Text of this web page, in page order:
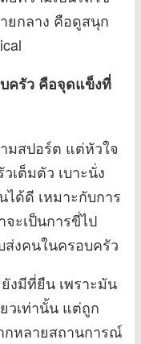
ยกลาง คือดูสนุก
ครัว คือจุดแข็งที่
สปอร์ต แต่หัวใจ
เต็มตัว เบาะนั่ง
ด้ดี เหมาะกับการ
ะเป็นการขี่ไป
ส่งคนในครอบครัว
งมีที่ยืน เพราะมัน
วเท่านั้น แต่ถูก
กหลายสถานการณ์